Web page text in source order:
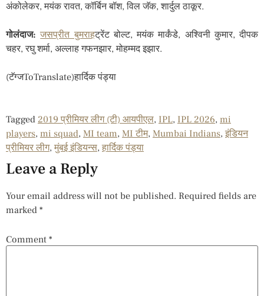
अंकोलेकर, मयंक रावत, कॉर्बिन बॉश, विल जॅक, शार्दुल ठाकूर.
गोलंदाज: जसप्रीत बुमराहट्रेंट बोल्ट, मयंक मार्कंडे, अश्विनी कुमार, दीपक
चहर, रघु शर्मा, अल्लाह गफनझार, मोहम्मद इझार.
(टॅग्जToTranslate)हार्दिक पंड्या
Tagged 2019 प्रीमियर लीग (टी) आयपीएल, IPL, IPL 2026, mi
players, mi squad, MI team, MI टीम, Mumbai Indians, इंडियन
प्रीमियर लीग, मुंबई इंडियन्स, हार्दिक पंड्या
Leave a Reply
Your email address will not be published. Required fields are
marked *
Comment *